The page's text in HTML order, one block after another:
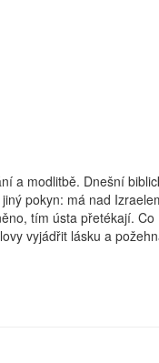
a modlitbě. Dnešní
pokyn: má nad
tím ústa přetékají.
vyjádřit lásku a